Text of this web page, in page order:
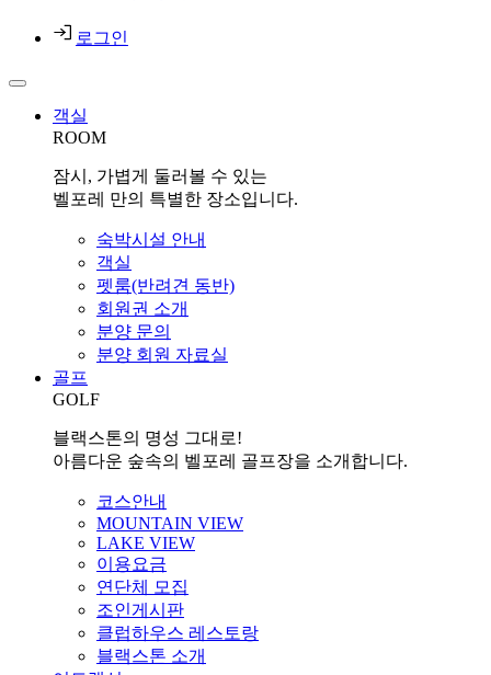
로그인
객실
ROOM
잠시, 가볍게 둘러볼 수 있는
벨포레 만의 특별한 장소입니다.
숙박시설 안내
객실
펫룸(반려견 동반)
회원권 소개
분양 문의
분양 회원 자료실
골프
GOLF
블랙스톤의 명성 그대로!
아름다운 숲속의 벨포레 골프장을 소개합니다.
코스안내
MOUNTAIN VIEW
LAKE VIEW
이용요금
연단체 모집
조인게시판
클럽하우스 레스토랑
블랙스톤 소개